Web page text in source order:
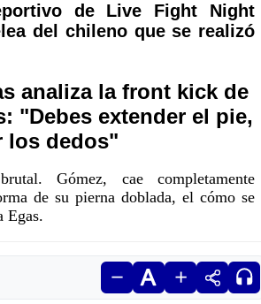
de Live Fight Night
del chileno que se realizó
analiza la front kick de
"Debes extender el pie,
los dedos"
Gómez, cae completamente
de su pierna doblada, el cómo se
Egas.